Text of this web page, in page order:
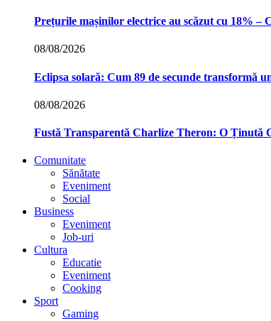
Prețurile mașinilor electrice au scăzut cu 18% –
08/08/2026
Eclipsa solară: Cum 89 de secunde transformă
08/08/2026
Fustă Transparentă Charlize Theron: O Ținută
Comunitate
Sănătate
Eveniment
Social
Business
Eveniment
Job-uri
Cultura
Educatie
Eveniment
Cooking
Sport
Gaming